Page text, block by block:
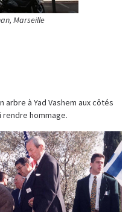
Marseille
à Yad Vashem aux côtés
rendre hommage.